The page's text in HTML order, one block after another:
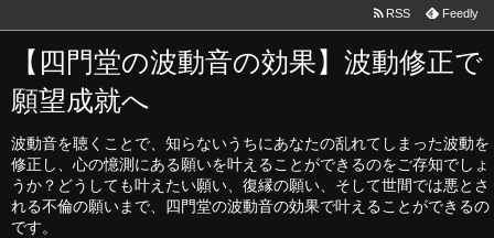
【四門堂の波動音の効果】波動修正で
願望成就へ
波動音を聴くことで、知らないうちにあなたの乱れてしまった波動を
修正し、心の憶測にある願いを叶えることができるのをご存知でしょ
うか？どうしても叶えたい願い、復縁の願い、そして世間では悪とさ
れる不倫の願いまで、四門堂の波動音の効果で叶えることができるの
です。
RSS Feedly